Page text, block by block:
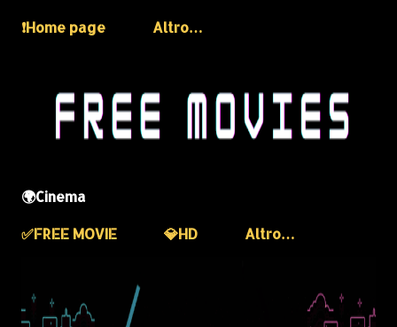
❗️Home page
Altro…
🌍Cinema
✅️FREE MOVIE
💎HD Altro…